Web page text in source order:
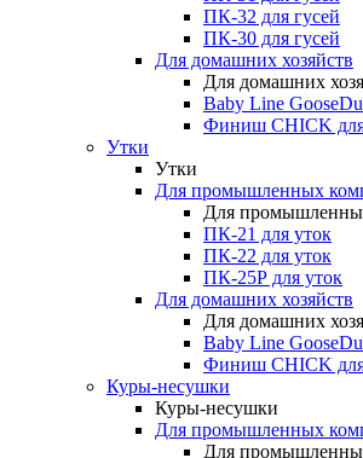
ПК-32 для гусей
ПК-30 для гусей
Для домашних хозяйств
Для домашних
Baby Line
Финиш CHICK для
Утки
Утки
Для промышленных
Для
ПК-21 для уток
ПК-22 для уток
ПК-25Р для уток
Для домашних хозяйств
Для домашних
Baby Line
Финиш CHICK
Куры-несушки
Куры-несушки
Для промышленных
Для